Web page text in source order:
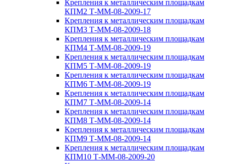
Крепления к металлическим площадкам
КПМ2 Т-ММ-08-2009-17
Крепления к металлическим площадкам
КПМ3 Т-ММ-08-2009-18
Крепления к металлическим площадкам
КПМ4 Т-ММ-08-2009-19
Крепления к металлическим площадкам
КПМ5 Т-ММ-08-2009-19
Крепления к металлическим площадкам
КПМ6 Т-ММ-08-2009-19
Крепления к металлическим площадкам
КПМ7 Т-ММ-08-2009-14
Крепления к металлическим площадкам
КПМ8 Т-ММ-08-2009-14
Крепления к металлическим площадкам
КПМ9 Т-ММ-08-2009-14
Крепления к металлическим площадкам
КПМ10 Т-ММ-08-2009-20